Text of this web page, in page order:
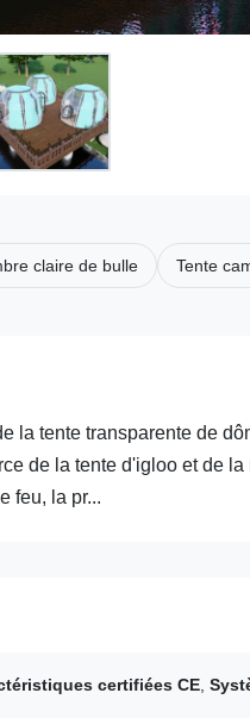
claire de bulle Tente
la tente transparente de
de la tente d'igloo et de
feu, la pr...
certifiées CE